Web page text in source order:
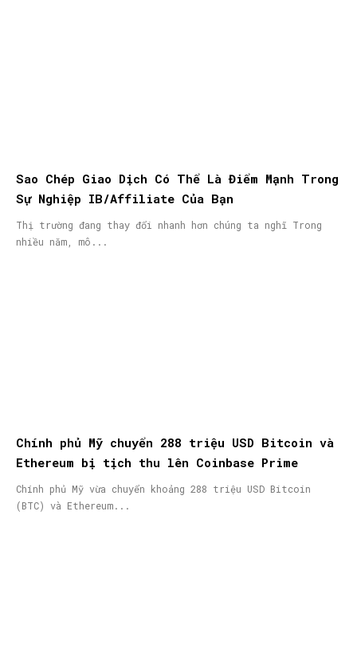
Sao Chép Giao Dịch Có Thể Là Điểm Mạnh Trong
Sự Nghiệp IB/Affiliate Của Bạn
Thị trường đang thay đổi nhanh hơn chúng ta nghĩ Trong
nhiều năm, mô...
Chính phủ Mỹ chuyển 288 triệu USD Bitcoin và
Ethereum bị tịch thu lên Coinbase Prime
Chính phủ Mỹ vừa chuyển khoảng 288 triệu USD Bitcoin
(BTC) và Ethereum...